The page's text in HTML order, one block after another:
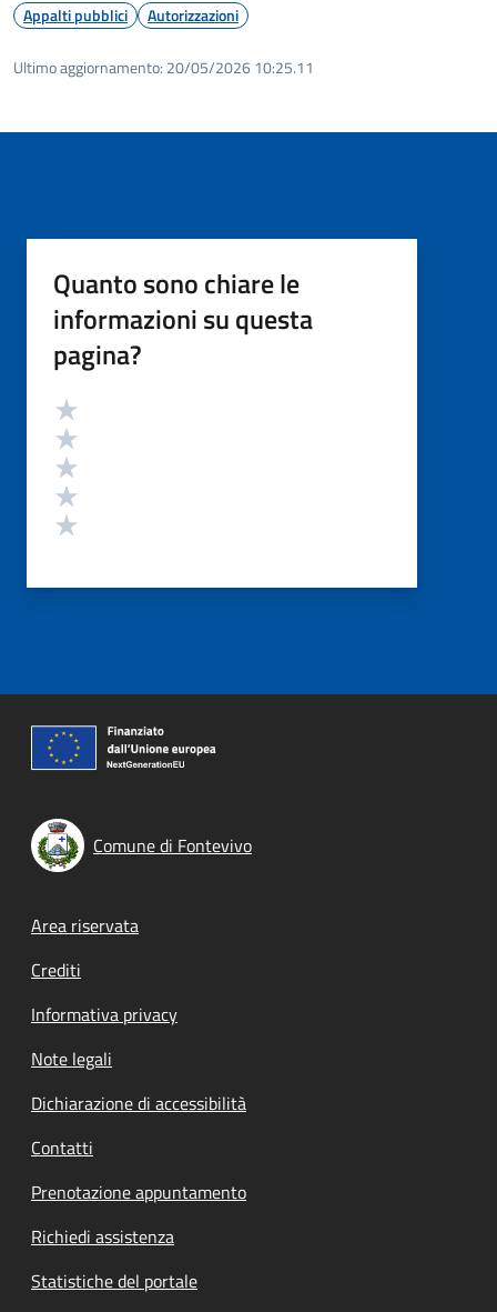
Appalti pubblici Autorizzazioni
Ultimo aggiornamento: 20/05/2026 10:25.11
Quanto sono chiare le
informazioni su questa
pagina?
Valutazione
Comune di Fontevivo
Footer menu
Area riservata
Crediti
Informativa privacy
Note legali
Dichiarazione di accessibilità
Contatti
Prenotazione appuntamento
Richiedi assistenza
Statistiche del portale